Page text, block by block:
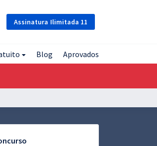
Assinatura Ilimitada 11
Blog Aprovados